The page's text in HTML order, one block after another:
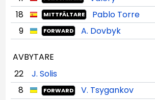
18 MITTFÄLTARE Pablo Torre
9 FORWARD A. Dovbyk
AVBYTARE
22
J. Solis
8 FORWARD V. Tsygankov